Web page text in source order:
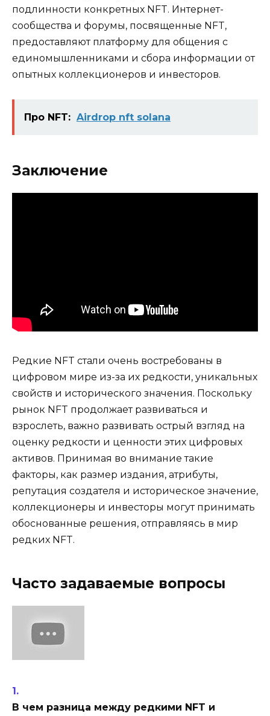
подлинности конкретных NFT. Интернет-
сообщества и форумы, посвященные NFT,
предоставляют платформу для общения с
единомышленниками и сбора информации от
опытных коллекционеров и инвесторов.
Про NFT: Airdrop nft solana
Заключение
Редкие NFT стали очень востребованы в
цифровом мире из-за их редкости, уникальных
свойств и исторического значения. Поскольку
рынок NFT продолжает развиваться и
взрослеть, важно развивать острый взгляд на
оценку редкости и ценности этих цифровых
активов. Принимая во внимание такие
факторы, как размер издания, атрибуты,
репутация создателя и историческое значение,
коллекционеры и инвесторы могут принимать
обоснованные решения, отправляясь в мир
редких NFT.
Часто задаваемые вопросы
В чем разница между редкими NFT и